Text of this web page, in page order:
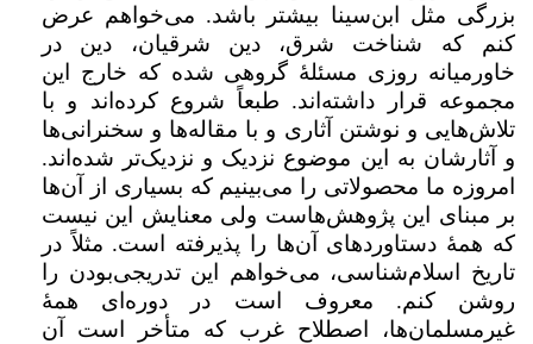
بزرگی مثل ابن‌سینا بیشتر باشد. می‌خواهم عرض
کنم که شناخت شرق،‌ دین شرقیان،‌ دین در
خاورمیانه روزی مسئلهٔ گروهی شده که خارج این
مجموعه قرار داشته‌اند. طبعاً شروع کرده‌اند و با
تلاش‌هایی و نوشتن آثاری و با مقاله‌ها و سخنرانی‌ها
و آثارشان به این موضوع نزدیک و نزدیک‌تر شده‌اند.
امروزه ما محصولاتی را می‌بینیم که بسیاری از آن‌ها
بر مبنای این پژوهش‌هاست ولی معنایش این نیست
که همهٔ دستاوردهای آن‌ها را پذیرفته است. مثلاً در
تاریخ اسلام‌شناسی، می‌خواهم این تدریجی‌بودن را
روشن کنم.‌ معروف است در دوره‌ای همهٔ
غیرمسلمان‌ها، اصطلاح غرب که متأخر است آن